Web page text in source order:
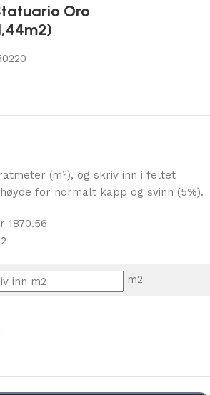
Oro
(m2), og skriv inn i feltet
for normalt kapp og svinn (5%).
1870.56
m2